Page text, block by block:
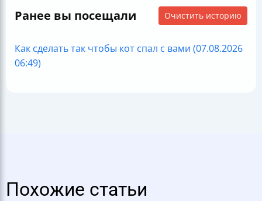
Ранее вы посещали Очистить историю
Как сделать так чтобы кот спал с вами (07.08.2026
06:49)
Похожие статьи